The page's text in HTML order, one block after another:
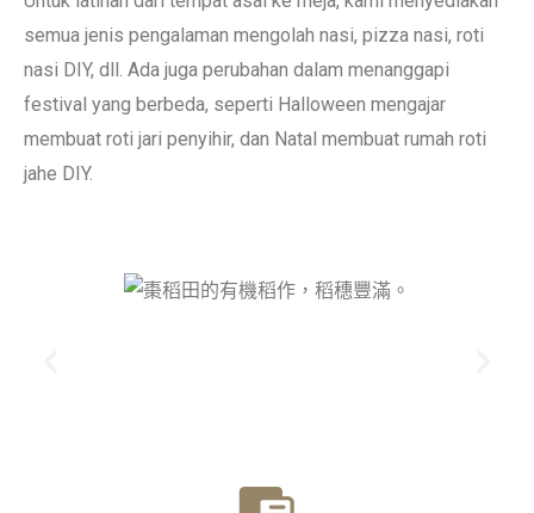
semua jenis pengalaman mengolah nasi, pizza nasi, roti
nasi DIY, dll. Ada juga perubahan dalam menanggapi
festival yang berbeda, seperti Halloween mengajar
membuat roti jari penyihir, dan Natal membuat rumah roti
jahe DIY.